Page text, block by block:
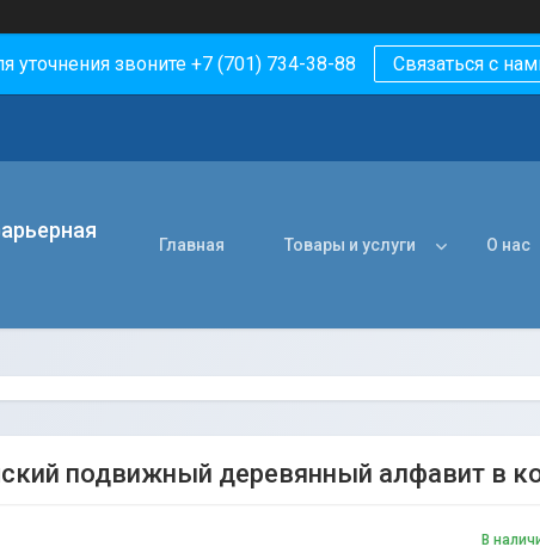
уточнения звоните +7 (701) 734-38-88 Связаться с
Главная Товары и услуги О нас
подвижный деревянный алфавит в
В